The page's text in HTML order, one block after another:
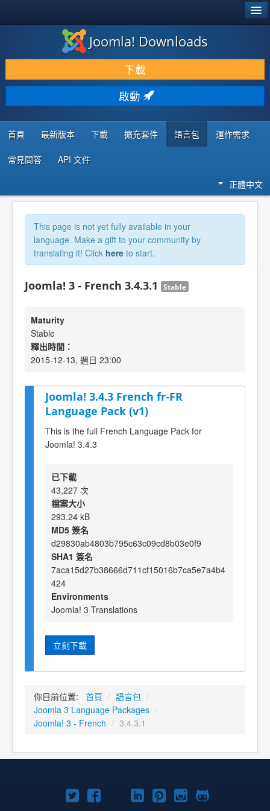
下載 & 擴充
發現 & 學習
社群 & 支援
程式者資源
Joomla! Downloads
下載
啟動
首頁 最新版本 下載 擴充套件 語言包 運作需求
常見問答 API 文件
正體中文
This page is not yet fully available in your
language. Make a gift to your community by
translating it! Click here to start.
Joomla! 3 - French 3.4.3.1 Stable
Maturity
Stable
釋出時間：
2015-12-13, 週日 23:00
Joomla! 3.4.3 French fr-FR
Language Pack (v1)
This is the full French Language Pack for
Joomla! 3.4.3
已下載
43,227 次
檔案大小
293.24 kB
MD5 簽名
d29830ab4803b795c63c09cd8b03e0f9
SHA1 簽名
7aca15d27b38666d711cf15016b7ca5e7a4b4
424
Environments
Joomla! 3 Translations
立刻下載
你目前位置: 首頁 / 語言包 /
Joomla 3 Language Packages /
Joomla! 3 - French / 3.4.3.1
TwitterFacebookYouTube
Linkedln
Pinterest
Instagram
GitHub